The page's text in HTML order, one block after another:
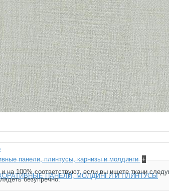
2.0
панели, плинтусы, карнизы и молдинги +
ПАНЕЛИ, МОЛДИНГИ И ПЛИНТУСЫ
на 100% соответствуют, если вы ищете ткани
безупречно.